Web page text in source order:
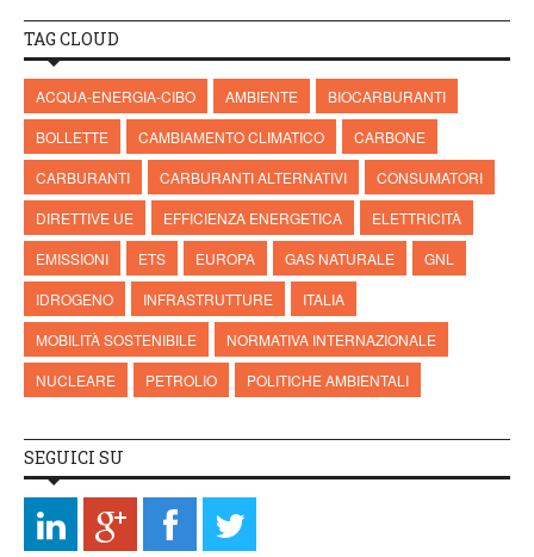
TAG CLOUD
ACQUA-ENERGIA-CIBO AMBIENTE
BIOCARBURANTI
BOLLETTE
CAMBIAMENTO CLIMATICO
CARBONE
CARBURANTI
CARBURANTI ALTERNATIVI
CONSUMATORI
DIRETTIVE UE
EFFICIENZA ENERGETICA
ELETTRICITÀ
EMISSIONI
ETS EUROPA GAS NATURALE
GNL
IDROGENO
INFRASTRUTTURE
ITALIA
MOBILITÀ SOSTENIBILE
NORMATIVA INTERNAZIONALE
NUCLEARE
PETROLIO POLITICHE AMBIENTALI
SEGUICI SU